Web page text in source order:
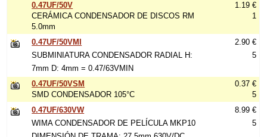
0.47UF/50V
CERÁMICA CONDENSADOR DE DISCOS RM
5.0mm
1.19 €
1
0.47UF/50VMI
SUBMINIATURA CONDENSADOR RADIAL H:
7mm D: 4mm = 0.47/63VMIN
2.90 €
5
0.47UF/50VSM
SMD CONDENSADOR 105°C
0.37 €
5
0.47UF/630VW
WIMA CONDENSADOR DE PELÍCULA MKP10
8.99 €
5